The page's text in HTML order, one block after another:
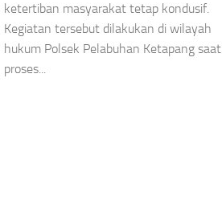
ketertiban masyarakat tetap kondusif.
Kegiatan tersebut dilakukan di wilayah
hukum Polsek Pelabuhan Ketapang saat
proses...